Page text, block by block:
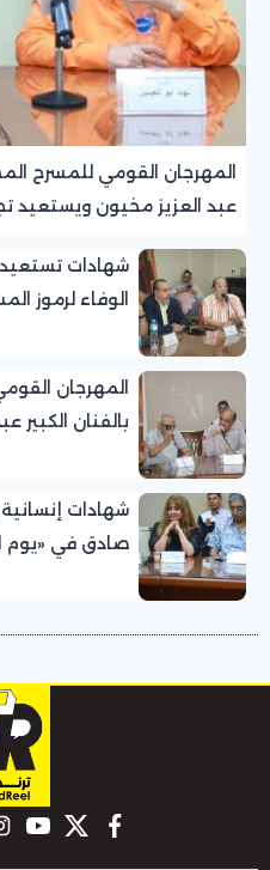
المهرجان القومي للمسرح
عبد العزيز مخيون ويستعيد
شهادات
الوفاء لرموز
المهرجان
بالفنان الكبير
شهادات
صادق في «يوم
facebook
twitter